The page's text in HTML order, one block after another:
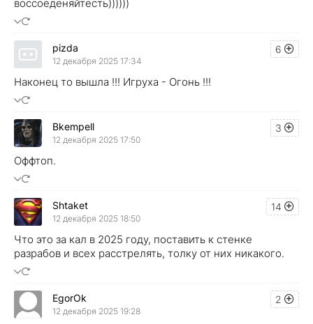
воссоеденяйтесть))))))
6
pizda
12 декабря 2025 17:34
Наконец то вышла !!! Игруха - Огонь !!!
3
Bkempell
12 декабря 2025 17:50
Оффтоп.
14
Shtaket
12 декабря 2025 18:50
Что это за кал в 2025 году, поставить к стенке
разрабов и всех расстрелять, толку от них никакого.
2
EgorOk
12 декабря 2025 19:28